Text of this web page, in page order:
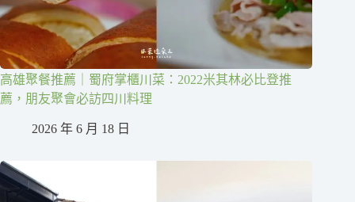
高雄聚餐推薦｜蜀府掌櫃川菜：2022米其林必比登推
薦，朋友聚會必訪四川料理
2026 年 6 月 18 日